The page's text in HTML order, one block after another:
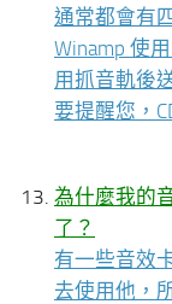
通常都會有
Winamp 使
用抓音軌後
要提醒您，
為什麼我的
了？
有一些音效
去使用他，